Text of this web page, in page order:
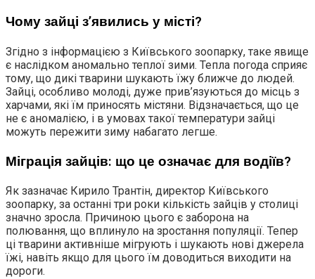
Чому зайці з’явились у місті?
Згідно з інформацією з Київського зоопарку, таке явище
є наслідком аномально теплої зими. Тепла погода сприяє
тому, що дикі тварини шукають їжу ближче до людей.
Зайці, особливо молоді, дуже прив’язуються до місць з
харчами, які їм приносять містяни. Відзначається, що це
не є аномалією, і в умовах такої температури зайці
можуть пережити зиму набагато легше.
Міграція зайців: що це означає для водіїв?
Як зазначає Кирило Трантін, директор Київського
зоопарку, за останні три роки кількість зайців у столиці
значно зросла. Причиною цього є заборона на
полювання, що вплинуло на зростання популяції. Тепер
ці тварини активніше мігрують і шукають нові джерела
їжі, навіть якщо для цього їм доводиться виходити на
дороги.